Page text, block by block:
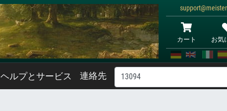
カート お気
ヘルプとサービス 連絡先